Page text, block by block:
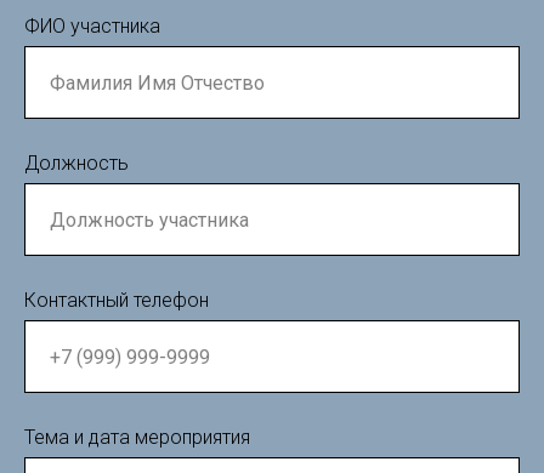
ФИО участника
Должность
Контактный телефон
Тема и дата мероприятия